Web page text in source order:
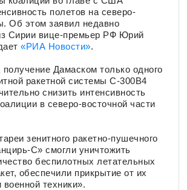
полетов на северо-
Об этом заявил недавно
Сирии вице-премьер РФ Юрий
«РИА Новости».
Дамаском только одного
ракетной системы С-300В4
снизить интенсивность
в северо-восточной части
зенитного ракетно-пушечного
С» смогли уничтожить
беспилотных летательных
обеспечили прикрытие от их
техники».